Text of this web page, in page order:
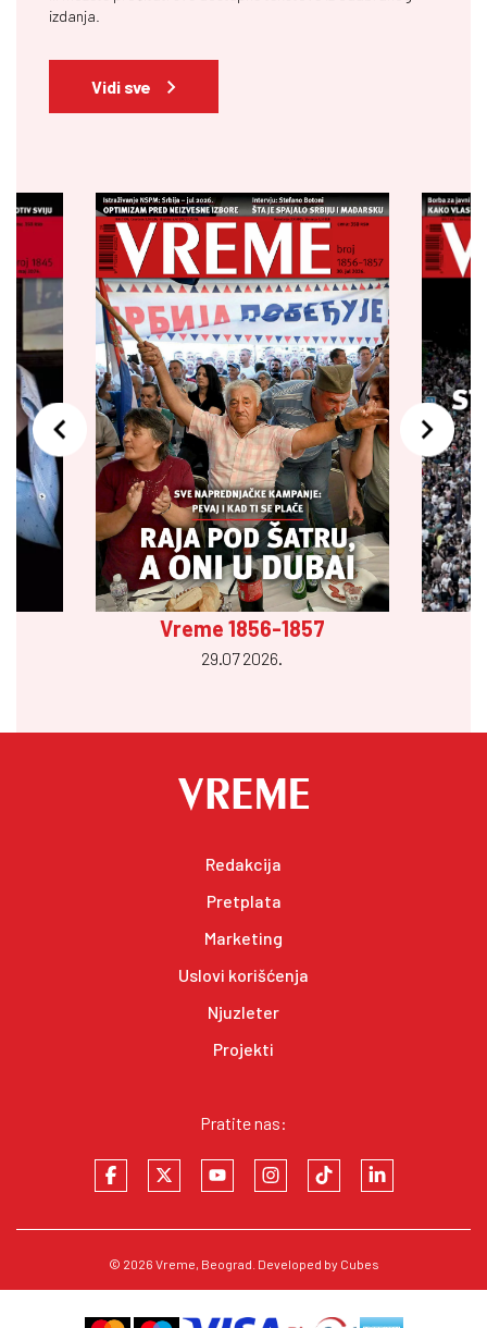
izdanja.
Vidi sve
Vreme 1856-1857
29.07 2026.
Redakcija
Pretplata
Marketing
Uslovi korišćenja
Njuzleter
Projekti
Pratite nas:
© 2026 Vreme , Beograd. Developed by Cubes